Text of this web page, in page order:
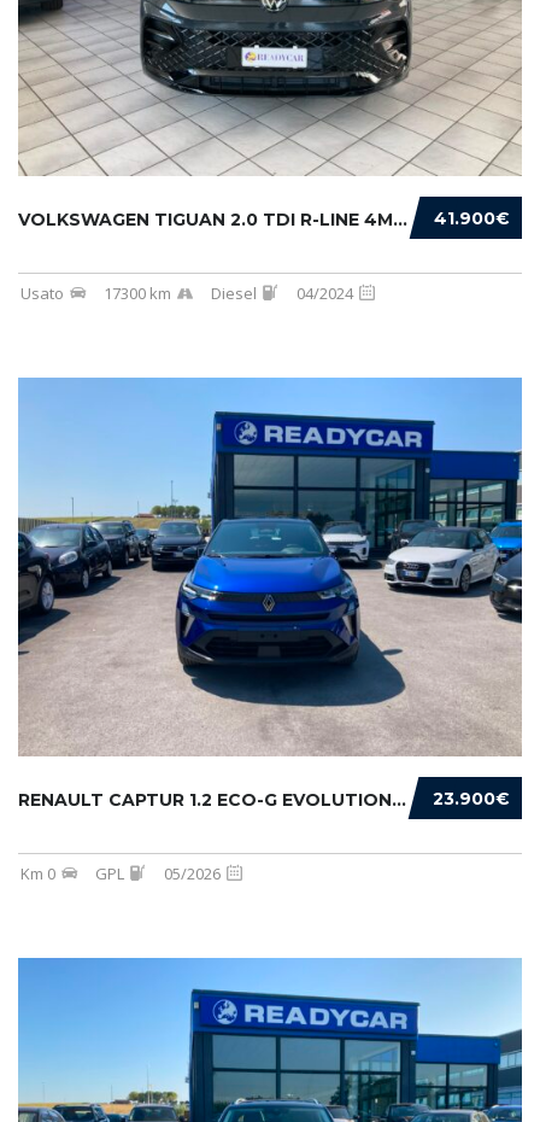
41.900€
VOLKSWAGEN TIGUAN 2.0 TDI R-LINE 4MOTION 193...
Usato 17300 km Diesel 04/2024
23.900€
RENAULT CAPTUR 1.2 ECO-G EVOLUTION 120CV
Km 0 GPL 05/2026